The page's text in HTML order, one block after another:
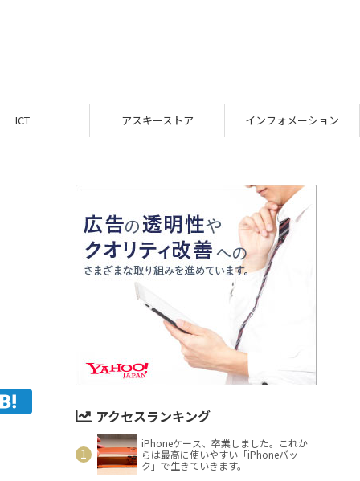
ICT アスキーストア インフォメーション
アクセスランキング
iPhoneケース、卒業しました。これか
らは最高に使いやすい「iPhoneバッ
ク」で生きていきます。